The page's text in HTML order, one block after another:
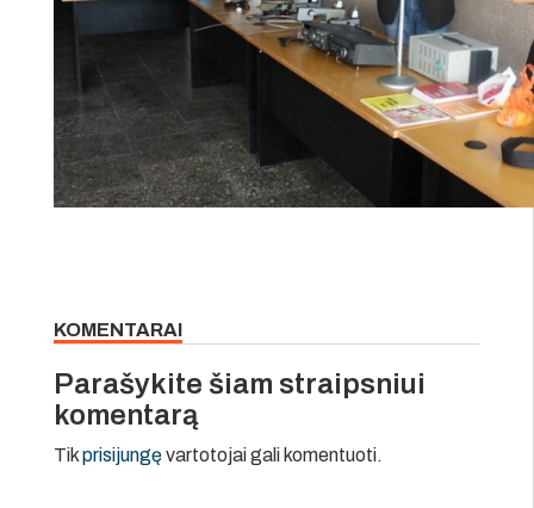
KOMENTARAI
Parašykite šiam straipsniui
komentarą
Tikprisijungęvartotojai gali komentuoti.